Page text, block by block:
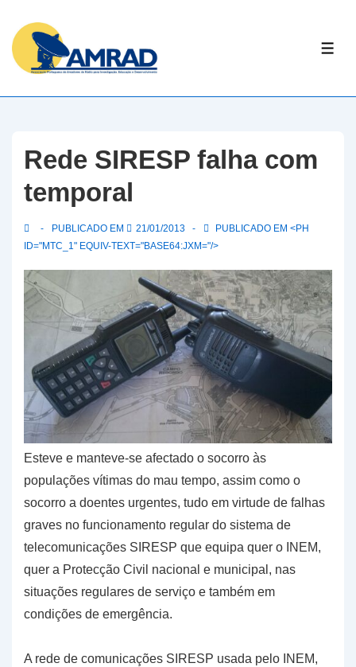
Skip
Content
Rede SIRESP falha com
temporal
PUBLICADO EM 21/01/2013
PUBLICADO EM <PH
ID="MTC_1" EQUIV-TEXT="BASE64:JXM="/>
Esteve e manteve-se afectado o socorro às
populações vítimas do mau tempo, assim como o
socorro a doentes urgentes, tudo em virtude de falhas
graves no funcionamento regular do sistema de
telecomunicações SIRESP que equipa quer o INEM,
quer a Protecção Civil nacional e municipal, nas
situações regulares de serviço e também em
condições de emergência.
A rede de comunicações SIRESP usada pelo INEM,